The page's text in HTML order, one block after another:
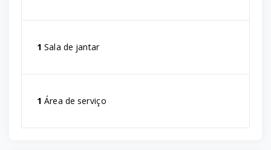
1 Sala de jantar
1 Área de serviço